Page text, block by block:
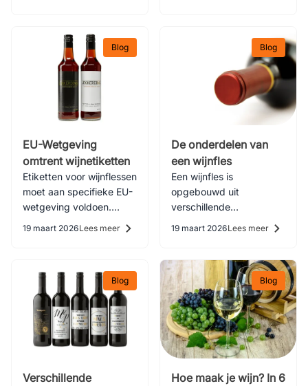
Dagelijks zien we allerlei
soorten designs voor
bieren voorbij komen
Blog
EU-Wetgeving
omtrent wijnetiketten
Etiketten voor wijnflessen
moet aan specifieke EU-
wetgeving voldoen.
19 maart 2026Lees meer
Blog
De onderdelen van
een wijnfles
Een wijnfles is
opgebouwd uit
verschillende
verschillende onderdelen
en vormen van een fles?
19 maart 2026Lees meer
Blog
Verschillende
Blog
Hoe maak je wijn? In 6